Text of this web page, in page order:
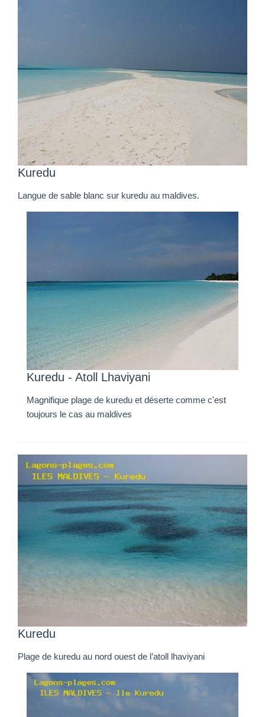
Kuredu
Langue de sable blanc sur kuredu au maldives.
Kuredu - Atoll Lhaviyani
Magnifique plage de kuredu et déserte comme c'est
toujours le cas au maldives
Kuredu
Plage de kuredu au nord ouest de l’atoll lhaviyani